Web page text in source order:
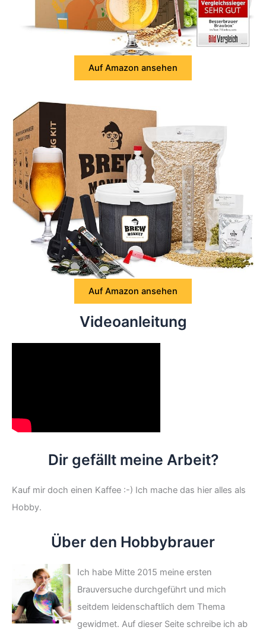
Auf Amazon ansehen
Auf Amazon ansehen
Videoanleitung
Dir gefällt meine Arbeit?
Kauf mir doch einen Kaffee :-) Ich mache das hier alles als
Hobby.
Über den Hobbybrauer
Ich habe Mitte 2015 meine ersten
Brauversuche durchgeführt und mich
seitdem leidenschaftlich dem Thema
gewidmet. Auf dieser Seite schreibe ich ab